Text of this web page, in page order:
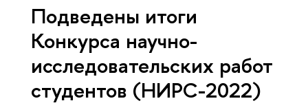
Подведены итоги
Конкурса научно-
исследовательских работ
студентов (НИРС-2022)